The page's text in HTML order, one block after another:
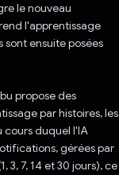
le nouveau
l'apprentissage
ensuite posées
propose des
par histoires, les
cours duquel l'IA
gérées par
3, 7, 14 et 30 jours), ce